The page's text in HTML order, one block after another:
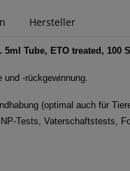
Hersteller
Tube, ETO treated, 100
-rückgewinnung.
(optimal auch für
Tests, Vaterschaftstests,